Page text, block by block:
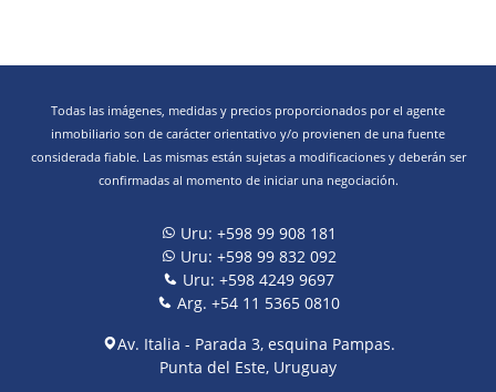
Todas las imágenes, medidas y precios proporcionados por el agente
inmobiliario son de carácter orientativo y/o provienen de una fuente
considerada fiable. Las mismas están sujetas a modificaciones y deberán ser
confirmadas al momento de iniciar una negociación.
Uru: +598 99 908 181
Uru: +598 99 832 092
Uru: +598 4249 9697
Arg. +54 11 5365 0810
Av. Italia - Parada 3, esquina Pampas.
Punta del Este, Uruguay